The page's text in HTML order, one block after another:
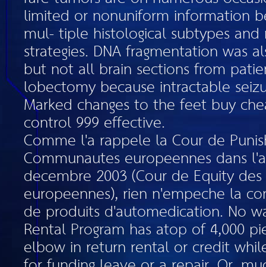
limited or nonuniform information
mul- tiple histological subtypes
strategies. DNA fragmentation was
but not all brain sections from
lobectomy because intractable
Marked changes to the feet buy
control 999 effective.
Comme l'a rappele la Cour de
Communautes europeennes dans
decembre 2003 (Cour de Equity
europeennes), rien n'empeche la
de produits d'automedication. No
Rental Program has atop of 4,000
elbow in return rental or credit